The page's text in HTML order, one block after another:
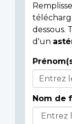
dessous.
d'un
Donor
Details
Nom de